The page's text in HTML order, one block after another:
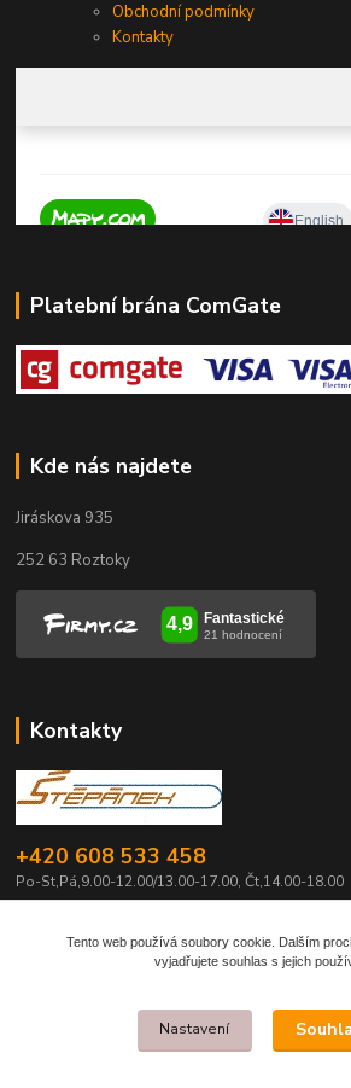
Obchodní podmínky
Kontakty
Platební brána ComGate
Kde nás najdete
Jiráskova 935
252 63 Roztoky
Kontakty
+420 608 533 458
Po-St,Pá,9.00-12.00/13.00-17.00, Čt,14.00-18.00
Tento web používá soubory cookie. Dalším
vyjadřujete souhlas s jejich
Nastavení